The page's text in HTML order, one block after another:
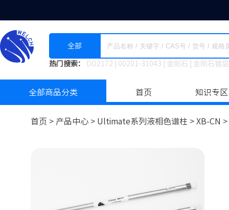
全部
热门搜索： DO2172 00201-31043 金刚石 金刚石镀
全部商品分类 首页 知识专区
首页 > 产品中心 > Ultimate系列液相色谱柱 > XB-CN >